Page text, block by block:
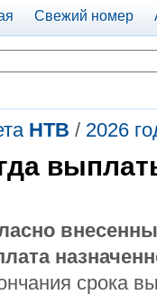
Свежий номер
НТВ / 2026
срока